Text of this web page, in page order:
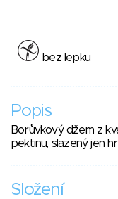
bez lepku
Popis
Borůvkový džem z
pektinu, slazený jen
Složení